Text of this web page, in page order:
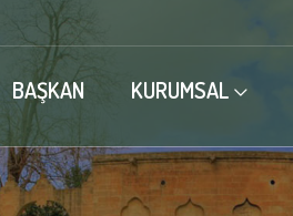
BAŞKAN KURUMSAL